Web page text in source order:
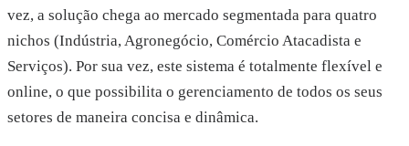
vez, a solução chega ao mercado segmentada para quatro
nichos (Indústria, Agronegócio, Comércio Atacadista e
Serviços). Por sua vez, este sistema é totalmente flexível e
online, o que possibilita o gerenciamento de todos os seus
setores de maneira concisa e dinâmica.